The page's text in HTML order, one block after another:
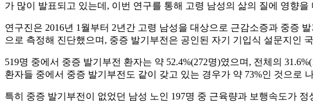
가 많이 발표되고 있는데, 이번 연구를 통해 고령 남성의 삶의 질에 영향
연구진은 2016년 1월부터 2년간 고령 남성을 대상으로 근감소증과 중증
으로 측정해 진단했으며, 중증 발기부전은 공인된 자기 기입식 설문지인
519명 중에서 중증 발기부전 환자는 약 52.4%(272명)였으며, 전체의
환자들 중에서 중증 발기부전도 같이 갖고 있는 경우가 약 73%인 것으로
특히 중증 발기부전이 없었던 남성 노인 197명 중 근육량과 보행속도가